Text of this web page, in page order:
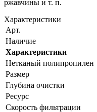
ржавчины и т. п.
Характеристики
Арт.
Наличие
Характеристики
Нетканый полипропилен
Размер
Глубина очистки
Ресурс
Скорость фильтрации